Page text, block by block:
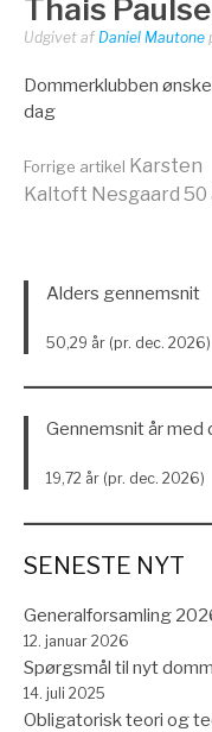
Thais
Udgivet af Daniel Mautone
Dommerklubben
dag
Læs
videre
Forrige artikel Karsten
Kaltoft Nesgaard 50
Alders gennemsnit
50,29 år (pr. dec. 2026)
Gennemsnit år
19,72 år (pr. dec. 2026)
SENESTE NYT
Generalforsamling
12. januar 2026
Spørgsmål til nyt
14. juli 2025
Obligatorisk teori og